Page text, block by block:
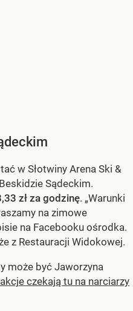
w Słotwiny Arena Ski &
Sądeckim.
zł za godzinę. „Warunki
na zimowe
na Facebooku ośrodka.
z Restauracji Widokowej.
może być Jaworzyna
czekają tu na narciarzy